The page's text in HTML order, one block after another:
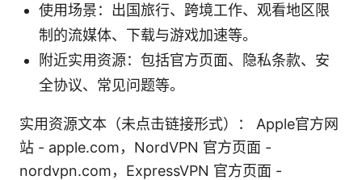
使用场景：出国旅行、跨境工作、观看地区限
制的流媒体、下载与游戏加速等。
附近实用资源：包括官方页面、隐私条款、安
全协议、常见问题等。
实用资源文本（未点击链接形式）： Apple官方网
站 - apple.com，NordVPN 官方页面 -
nordvpn.com，ExpressVPN 官方页面 -